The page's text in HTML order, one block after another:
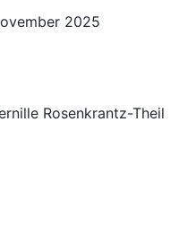
2025
Rosenkrantz-Theil